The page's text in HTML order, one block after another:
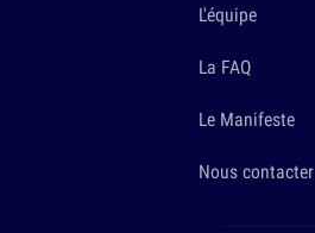
L'équipe
La FAQ
Le Manifeste
Nous contacter